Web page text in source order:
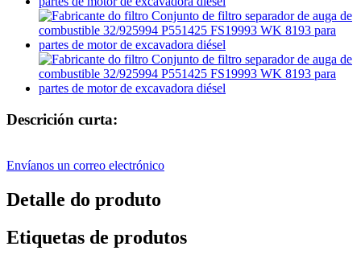
Descrición curta:
Envíanos un correo electrónico
Detalle do produto
Etiquetas de produtos